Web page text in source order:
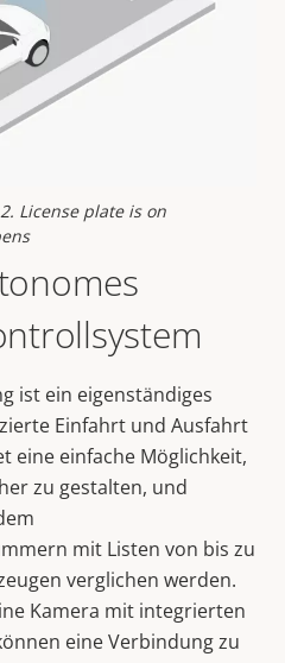
License plate is on
ist ein eigenständiges
Einfahrt und Ausfahrt
eine einfache Möglichkeit,
zu gestalten, und
mit Listen von bis zu
verglichen werden.
Kamera mit integrierten
eine Verbindung zu